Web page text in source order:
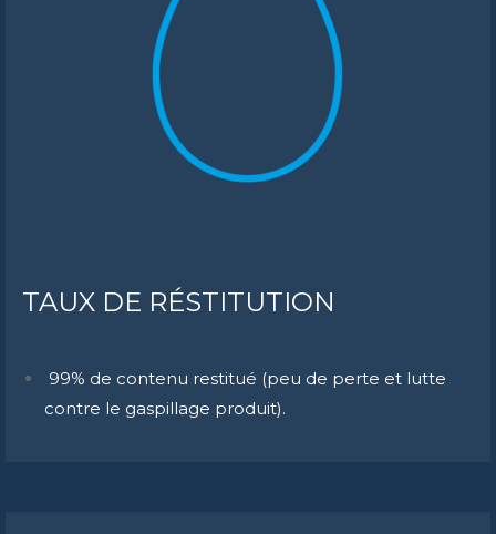
TAUX DE RÉSTITUTION
99% de contenu restitué (peu de perte et lutte
contre le gaspillage produit).